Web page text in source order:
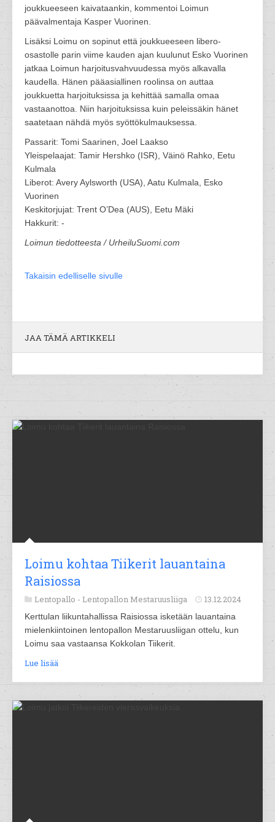
joukkueeseen kaivataankin, kommentoi Loimun
päävalmentaja Kasper Vuorinen.
Lisäksi Loimu on sopinut että joukkueeseen libero-
osastolle parin viime kauden ajan kuulunut Esko Vuorinen
jatkaa Loimun harjoitusvahvuudessa myös alkavalla
kaudella. Hänen pääasiallinen roolinsa on auttaa
joukkuetta harjoituksissa ja kehittää samalla omaa
vastaanottoa. Niin harjoituksissa kuin peleissäkin hänet
saatetaan nähdä myös syöttökulmauksessa.
Passarit: Tomi Saarinen, Joel Laakso
Yleispelaajat: Tamir Hershko (ISR), Väinö Rahko, Eetu
Kulmala
Liberot: Avery Aylsworth (USA), Aatu Kulmala, Esko
Vuorinen
Keskitorjujat: Trent O’Dea (AUS), Eetu Mäki
Hakkurit: -
Loimun tiedotteesta / UrheiluSuomi.com
Takaisin edelliselle sivulle
JAA TÄMÄ ARTIKKELI
Loimu kohtaa Tiikerit lauantaina
Raisiossa
Lentopallo - Lentopallon Mestaruusliiga 13.12.2024
Kerttulan liikuntahallissa Raisiossa isketään lauantaina
mielenkiintoinen lentopallon Mestaruusliigan ottelu, kun
Loimu saa vastaansa Kokkolan Tiikerit.
Lue lisää